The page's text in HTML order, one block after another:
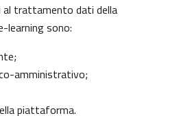
trattamento dati della
learning sono:
amministrativo;
piattaforma.